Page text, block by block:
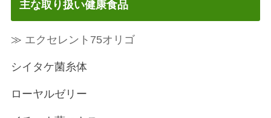
主な取り扱い健康食品
≫ エクセレント75オリゴ
シイタケ菌糸体
ローヤルゼリー